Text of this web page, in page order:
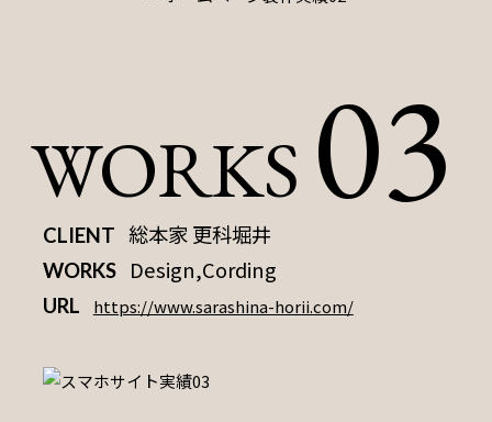
WORKS 03
CLIENT 総本家 更科堀井
WORKS Design,Cording
URL https://www.sarashina-horii.com/